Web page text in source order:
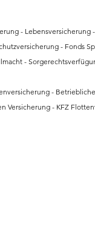
-
- Fonds
-
-
Versicherung - KFZ